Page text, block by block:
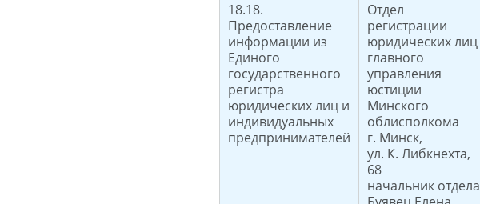
18.18.
Предоставление
информации из
Единого
государственного
регистра
юридических лиц и
индивидуальных
предпринимателей
Отдел
регистрации
юридических лиц
главного
управления
юстиции
Минского
облисполкома
г. Минск,
ул. К. Либкнехта,
68
начальник отдела